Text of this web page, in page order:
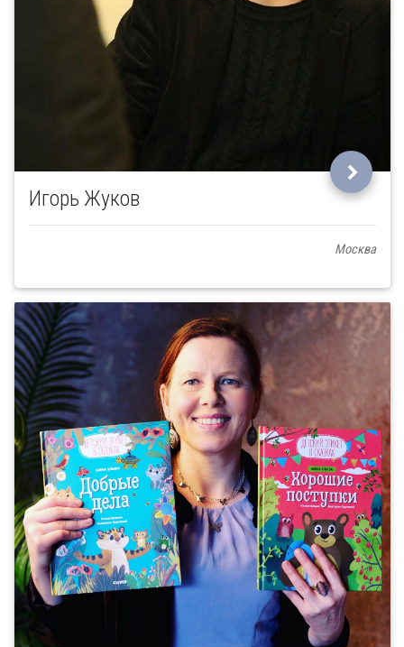
Игорь Жуков
Москва